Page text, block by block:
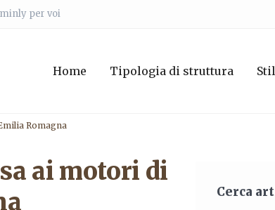
per voi
Home Tipologia di struttura
Romagna
ai motori di
Cerca